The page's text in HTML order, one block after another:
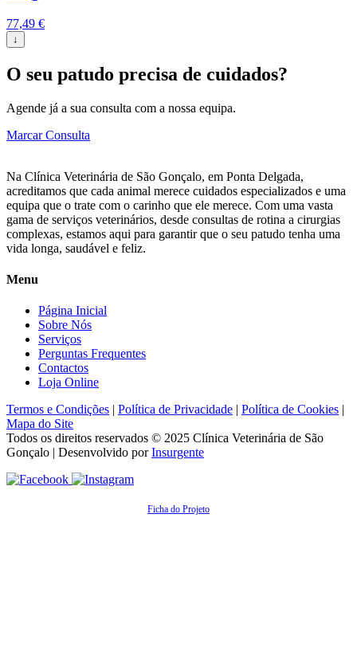
77,49 €
↓
O seu patudo precisa de cuidados?
Agende já a sua consulta com a nossa equipa.
Marcar Consulta
Na Clínica Veterinária de São Gonçalo, em Ponta Delgada,
acreditamos que cada animal merece cuidados especializados e uma
equipa que o trate com o carinho que ele merece. Com uma vasta
gama de serviços veterinários, desde consultas de rotina a cirurgias
complexas, estamos aqui para garantir que o seu patudo tenha uma
vida longa, saudável e feliz.
Menu
Página Inicial
Sobre Nós
Serviços
Perguntas Frequentes
Contactos
Loja Online
Termos e Condições | Política de Privacidade | Política de Cookies |
Mapa do Site
Todos os direitos reservados © 2025 Clínica Veterinária de São
Gonçalo | Desenvolvido porInsurgente
Ficha do Projeto